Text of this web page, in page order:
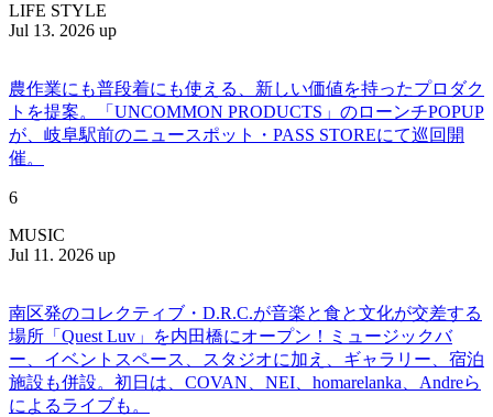
LIFE STYLE
Jul 13. 2026 up
農作業にも普段着にも使える、新しい価値を持ったプロダク
トを提案。「UNCOMMON PRODUCTS」のローンチPOPUP
が、岐阜駅前のニュースポット・PASS STOREにて巡回開
催。
6
MUSIC
Jul 11. 2026 up
南区発のコレクティブ・D.R.C.が⾳楽と⾷と⽂化が交差する
場所「Quest Luv」を内田橋にオープン！ミュージックバ
ー、イベントスペース、スタジオに加え、ギャラリー、宿泊
施設も併設。初日は、COVAN、NEI、homarelanka、Andreら
によるライブも。